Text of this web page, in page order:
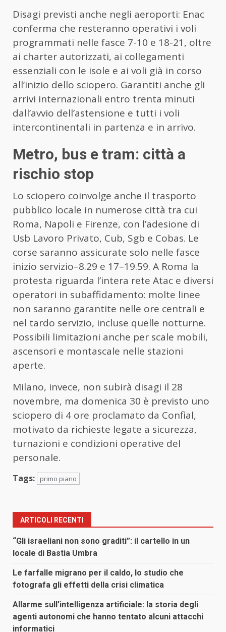
Disagi previsti anche negli aeroporti: Enac
conferma che resteranno operativi i voli
programmati nelle fasce 7-10 e 18-21, oltre
ai charter autorizzati, ai collegamenti
essenziali con le isole e ai voli già in corso
all’inizio dello sciopero. Garantiti anche gli
arrivi internazionali entro trenta minuti
dall’avvio dell’astensione e tutti i voli
intercontinentali in partenza e in arrivo.
Metro, bus e tram: città a
rischio stop
Lo sciopero coinvolge anche il trasporto
pubblico locale in numerose città tra cui
Roma, Napoli e Firenze, con l’adesione di
Usb Lavoro Privato, Cub, Sgb e Cobas. Le
corse saranno assicurate solo nelle fasce
inizio servizio–8.29 e 17–19.59. A Roma la
protesta riguarda l’intera rete Atac e diversi
operatori in subaffidamento: molte linee
non saranno garantite nelle ore centrali e
nel tardo servizio, incluse quelle notturne.
Possibili limitazioni anche per scale mobili,
ascensori e montascale nelle stazioni
aperte.
Milano, invece, non subirà disagi il 28
novembre, ma domenica 30 è previsto uno
sciopero di 4 ore proclamato da Confial,
motivato da richieste legate a sicurezza,
turnazioni e condizioni operative del
personale.
Tags: primo piano
ARTICOLI RECENTI
“Gli israeliani non sono graditi”: il cartello in un
locale di Bastia Umbra
Le farfalle migrano per il caldo, lo studio che
fotografa gli effetti della crisi climatica
Allarme sull’intelligenza artificiale: la storia degli
agenti autonomi che hanno tentato alcuni attacchi
informatici